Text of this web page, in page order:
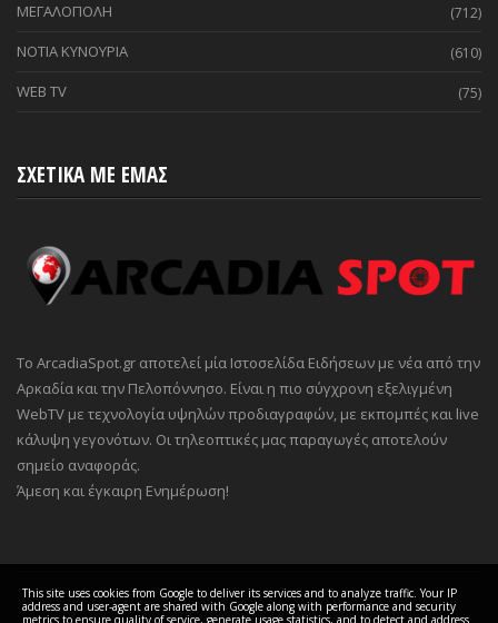
ΜΕΓΑΛΟΠΟΛΗ (712)
ΝΟΤΙΑ ΚΥΝΟΥΡΙΑ (610)
WEB TV (75)
ΣΧΕΤΙΚΑ ΜΕ ΕΜΑΣ
Το ArcadiaSpot.gr αποτελεί μία Ιστοσελίδα Ειδήσεων με νέα από την
Αρκαδία και την Πελοπόννησο. Είναι η πιο σύγχρονη εξελιγμένη
WebTV με τεχνολογία υψηλών προδιαγραφών, με εκπομπές και live
κάλυψη γεγονότων. Οι τηλεοπτικές μας παραγωγές αποτελούν
σημείο αναφοράς.
Άμεση και έγκαιρη Ενημέρωση!
COPYRIGHT ©2026 ARCADIA Spot
This site uses cookies from Google to deliver its services and to analyze traffic. Your IP
address and user-agent are shared with Google along with performance and security
metrics to ensure quality of service, generate usage statistics, and to detect and address